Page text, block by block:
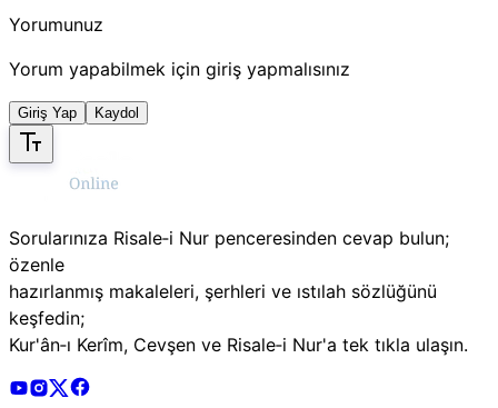
Yorumunuz
Yorum yapabilmek için giriş yapmalısınız
Giriş Yap Kaydol
Sorularınıza Risale‑i Nur penceresinden cevap bulun;
özenle
hazırlanmış makaleleri, şerhleri ve ıstılah sözlüğünü
keşfedin;
Kur'ân‑ı Kerîm, Cevşen ve Risale‑i Nur'a tek tıkla ulaşın.
Risale Online Youtube Hesabı
Risale Online Instagram Hesabı
Risale Online X Hesabı